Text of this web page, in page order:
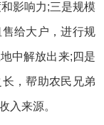
影响力;三是规模
给大户，进行规
中解放出来;四是
，帮助农民兄弟
入来源。